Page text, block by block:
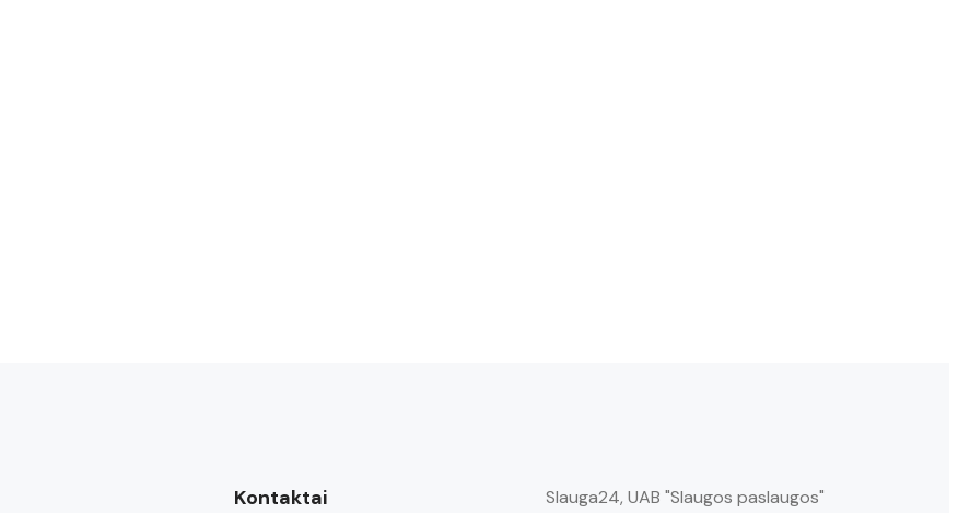
Kontaktai
Slauga24, UAB "Slaugos paslaugos"